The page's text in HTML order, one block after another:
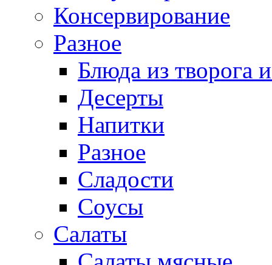
Консервирование
Разное
Блюда из творога
Десерты
Напитки
Разное
Сладости
Соусы
Салаты